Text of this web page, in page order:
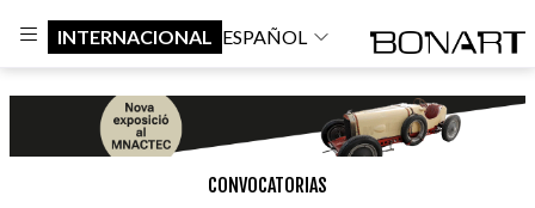
INTERNACIONAL ESPAÑOL
CONVOCATORIAS